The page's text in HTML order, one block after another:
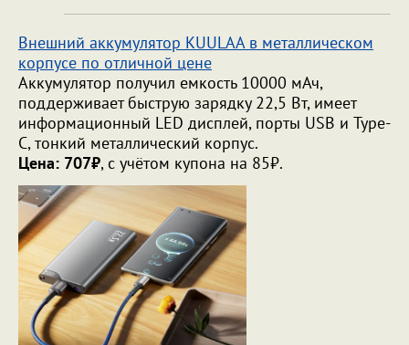
Внешний аккумулятор KUULAA в металлическом
корпусе по отличной цене
Аккумулятор получил емкость 10000 мАч,
поддерживает быструю зарядку 22,5 Вт, имеет
информационный LED дисплей, порты USB и Type-
C, тонкий металлический корпус.
Цена: 707₽, с учётом купона на 85₽.